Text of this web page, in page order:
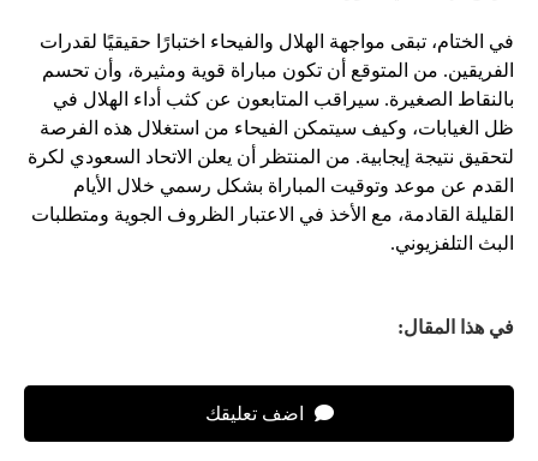
في الختام، تبقى مواجهة الهلال والفيحاء اختبارًا حقيقيًا لقدرات
الفريقين. من المتوقع أن تكون مباراة قوية ومثيرة، وأن تحسم
بالنقاط الصغيرة. سيراقب المتابعون عن كثب أداء الهلال في
ظل الغيابات، وكيف سيتمكن الفيحاء من استغلال هذه الفرصة
لتحقيق نتيجة إيجابية. من المنتظر أن يعلن الاتحاد السعودي لكرة
القدم عن موعد وتوقيت المباراة بشكل رسمي خلال الأيام
القليلة القادمة، مع الأخذ في الاعتبار الظروف الجوية ومتطلبات
البث التلفزيوني.
في هذا المقال:
اضف تعليقك